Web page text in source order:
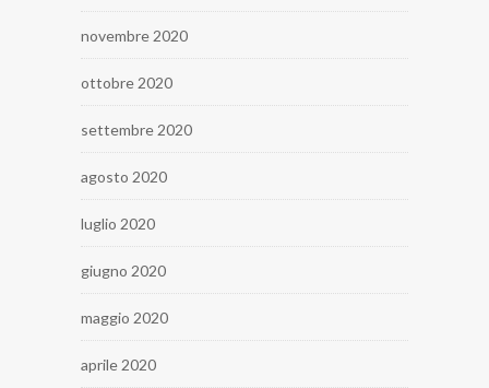
novembre 2020
ottobre 2020
settembre 2020
agosto 2020
luglio 2020
giugno 2020
maggio 2020
aprile 2020